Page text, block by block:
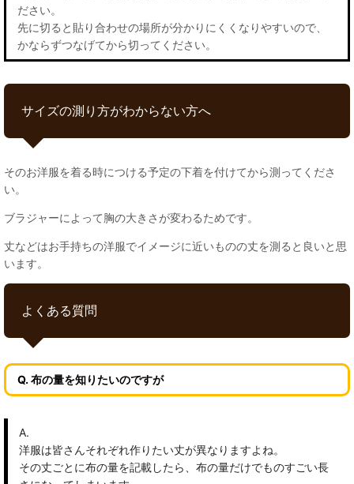
ださい。
先に切ると貼り合わせの場所が分かりにくくなりやすいので、
かならずつなげてから切ってください。
サイズの測り方がわからない方へ
そのお洋服を着る時につける予定の下着を付けてから測ってくださ
い。
ブラジャーによって胸の大きさが変わるためです。
丈などはお手持ちの洋服でイメージに近いものの丈を測ると良いと思
います。
よくある質問
Q. 布の量を知りたいのですが
A.
洋服は皆さんそれぞれ作りたい丈が異なりますよね。
その丈ごとに布の量を記載したら、布の量だけでものすごい長